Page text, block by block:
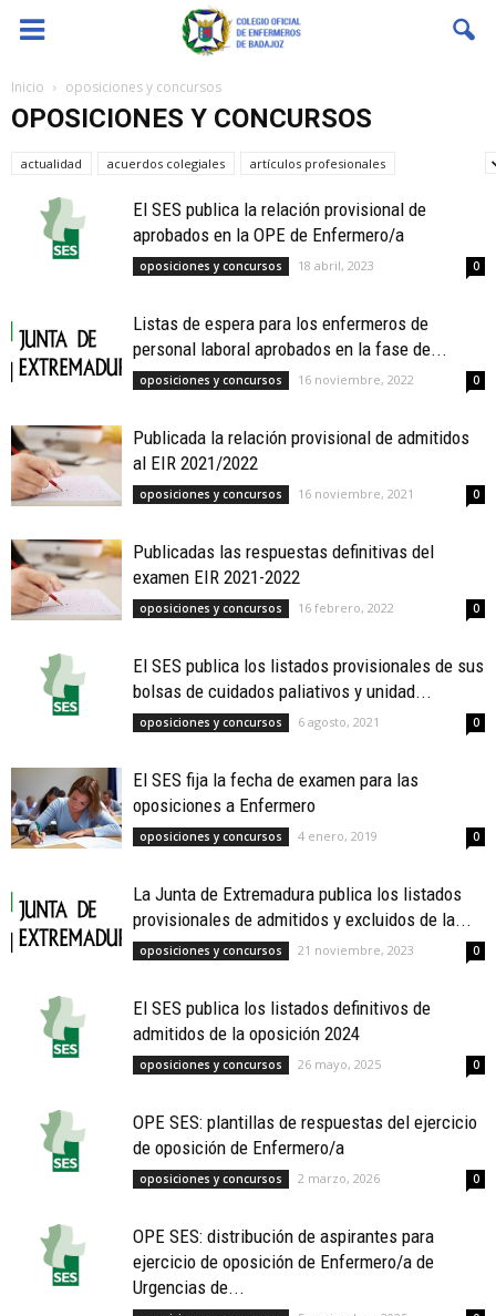
Coenfeba
Inicio oposiciones y concursos
OPOSICIONES Y CONCURSOS
actualidad acuerdos colegiales
artículos profesionales
El SES publica la relación provisional de
aprobados en la OPE de Enfermero/a
oposiciones y concursos 18 abril, 2023 0
Listas de espera para los enfermeros de
personal laboral aprobados en la fase de...
oposiciones y concursos 16 noviembre, 2022 0
Publicada la relación provisional de admitidos
al EIR 2021/2022
oposiciones y concursos 16 noviembre, 2021 0
Publicadas las respuestas definitivas del
examen EIR 2021-2022
oposiciones y concursos 16 febrero, 2022 0
El SES publica los listados provisionales de sus
bolsas de cuidados paliativos y unidad...
oposiciones y concursos 6 agosto, 2021 0
El SES fija la fecha de examen para las
oposiciones a Enfermero
oposiciones y concursos 4 enero, 2019 0
La Junta de Extremadura publica los listados
provisionales de admitidos y excluidos de la...
oposiciones y concursos 21 noviembre, 2023 0
El SES publica los listados definitivos de
admitidos de la oposición 2024
oposiciones y concursos 26 mayo, 2025 0
OPE SES: plantillas de respuestas del ejercicio
de oposición de Enfermero/a
oposiciones y concursos 2 marzo, 2026 0
OPE SES: distribución de aspirantes para
ejercicio de oposición de Enfermero/a de
Urgencias de...